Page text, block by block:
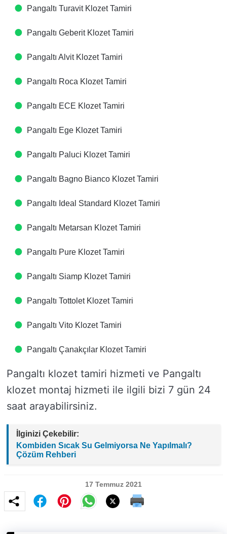
Pangaltı Turavit Klozet Tamiri
Pangaltı Geberit Klozet Tamiri
Pangaltı Alvit Klozet Tamiri
Pangaltı Roca Klozet Tamiri
Pangaltı ECE Klozet Tamiri
Pangaltı Ege Klozet Tamiri
Pangaltı Paluci Klozet Tamiri
Pangaltı Bagno Bianco Klozet Tamiri
Pangaltı Ideal Standard Klozet Tamiri
Pangaltı Metarsan Klozet Tamiri
Pangaltı Pure Klozet Tamiri
Pangaltı Siamp Klozet Tamiri
Pangaltı Tottolet Klozet Tamiri
Pangaltı Vito Klozet Tamiri
Pangaltı Çanakçılar Klozet Tamiri
Pangaltı klozet tamiri hizmeti ve Pangaltı
klozet montaj hizmeti ile ilgili bizi 7 gün 24
saat arayabilirsiniz.
İlginizi Çekebilir:
Kombiden Sıcak Su Gelmiyorsa Ne Yapılmalı?
Çözüm Rehberi
17 Temmuz 2021